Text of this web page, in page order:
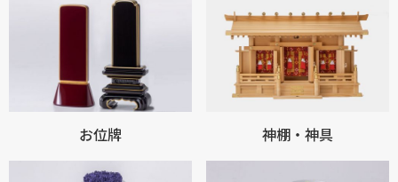
お位牌 神棚・神具